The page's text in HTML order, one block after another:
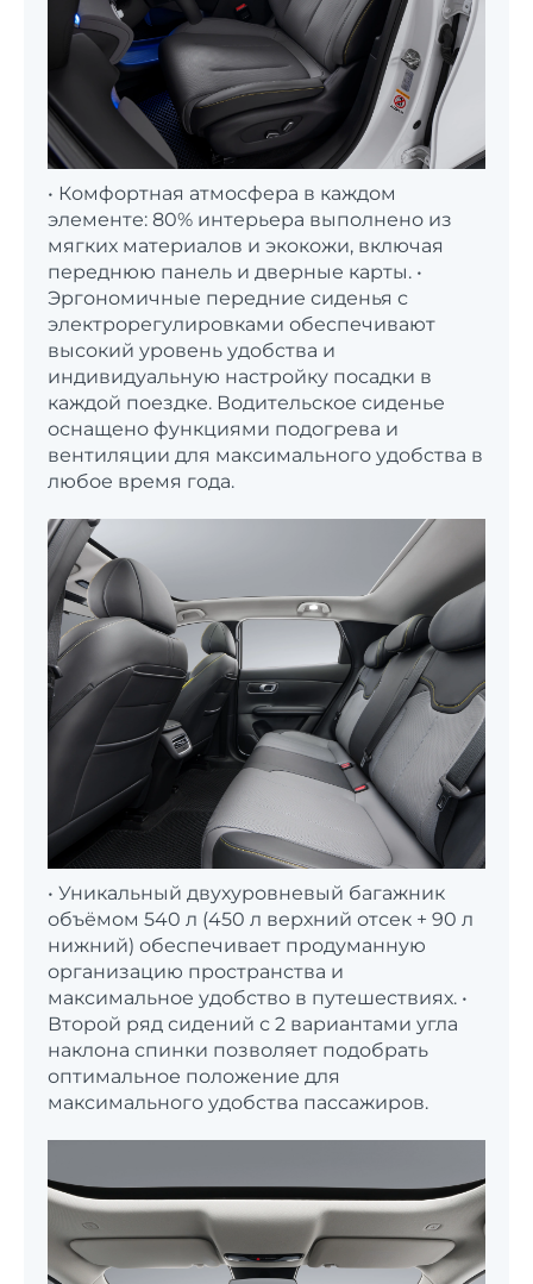
• Комфортная атмосфера в каждом
элементе: 80% интерьера выполнено из
мягких материалов и экокожи, включая
переднюю панель и дверные карты. •
Эргономичные передние сиденья с
электрорегулировками обеспечивают
высокий уровень удобства и
индивидуальную настройку посадки в
каждой поездке. Водительское сиденье
оснащено функциями подогрева и
вентиляции для максимального удобства в
любое время года.
• Уникальный двухуровневый багажник
объёмом 540 л (450 л верхний отсек + 90 л
нижний) обеспечивает продуманную
организацию пространства и
максимальное удобство в путешествиях. •
Второй ряд сидений с 2 вариантами угла
наклона спинки позволяет подобрать
оптимальное положение для
максимального удобства пассажиров.